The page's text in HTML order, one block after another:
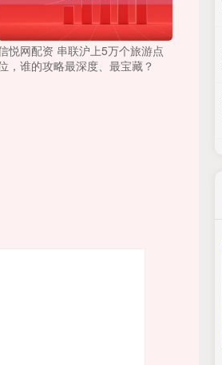
悦网配资 串联沪上5万个旅游点
，谁的攻略最深度、最宝藏？